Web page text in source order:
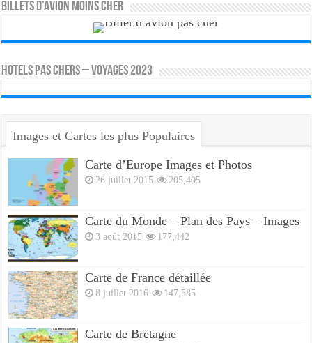
Billets d’avion moins cher
HOTELS PAS CHERS – VOYAGES 2023
Images et Cartes les plus Populaires
Carte d’Europe Images et Photos
26 juillet 2015 205,405
Carte du Monde – Plan des Pays – Images
3 août 2015 177,442
Carte de France détaillée
8 juillet 2016 147,585
Carte de Bretagne